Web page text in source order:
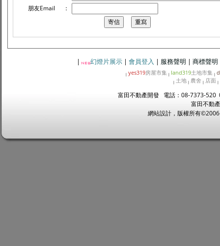
朋友Email
：
| 幻燈片展示 | 會員登入 | 服務聲明 | 商標聲明
| yes319房屋市集 | land319土地市集 |
| 土地 | 農舍 | 店面 |
富田不動產開發 電話：08-7373-520
富田不動
網站設計，版權所有